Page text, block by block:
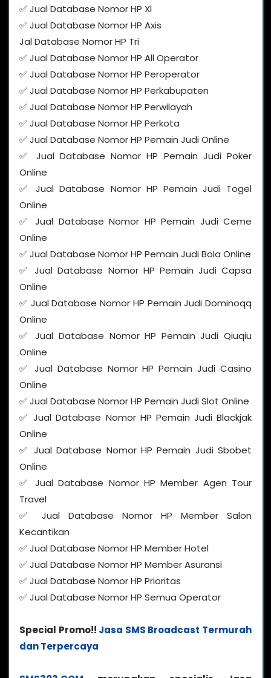
✅ Jual Database Nomor HP Xl
✅ Jual Database Nomor HP Axis
Jal Database Nomor HP Tri
✅ Jual Database Nomor HP All Operator
✅ Jual Database Nomor HP Peroperator
✅ Jual Database Nomor HP Perkabupaten
✅ Jual Database Nomor HP Perwilayah
✅ Jual Database Nomor HP Perkota
✅ Jual Database Nomor HP Pemain Judi Online
✅ Jual Database Nomor HP Pemain Judi Poker
Online
✅ Jual Database Nomor HP Pemain Judi Togel
Online
✅ Jual Database Nomor HP Pemain Judi Ceme
Online
✅ Jual Database Nomor HP Pemain Judi Bola Online
✅ Jual Database Nomor HP Pemain Judi Capsa
Online
✅ Jual Database Nomor HP Pemain Judi Dominoqq
Online
✅ Jual Database Nomor HP Pemain Judi Qiuqiu
Online
✅ Jual Database Nomor HP Pemain Judi Casino
Online
✅ Jual Database Nomor HP Pemain Judi Slot Online
✅ Jual Database Nomor HP Pemain Judi Blackjak
Online
✅ Jual Database Nomor HP Pemain Judi Sbobet
Online
✅ Jual Database Nomor HP Member Agen Tour
Travel
✅ Jual Database Nomor HP Member Salon
Kecantikan
✅ Jual Database Nomor HP Member Hotel
✅ Jual Database Nomor HP Member Asuransi
✅ Jual Database Nomor HP Prioritas
✅ Jual Database Nomor HP Semua Operator
Special Promo!! Jasa SMS Broadcast Termurah
dan Terpercaya